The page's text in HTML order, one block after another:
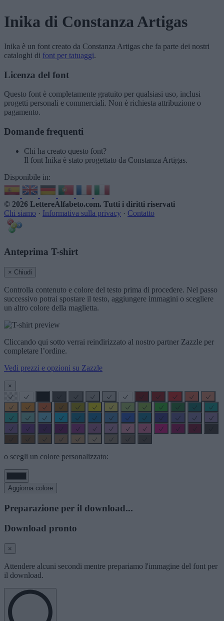
Inika di Constanza Artigas
Inika è un font creato da Constanza Artigas che fa parte dei nostri
cataloghi di font per tatuaggi.
Licenza del font
Questo font è completamente gratuito per qualsiasi uso, inclusi
progetti personali e commerciali. Non è richiesta attribuzione o
pagamento.
Domande frequenti
Chi ha creato questo font?
Il font Inika è stato progettato da Constanza Artigas.
Disponibile in:
© 2026 LettereAlfabeto.com. Tutti i diritti riservati
Chi siamo · Informativa sulla privacy · Contatto
Anteprima T-shirt
× Chiudi
Controlla contenuto e colore del testo prima di procedere. Nel passo
successivo potrai spostare il testo, aggiungere immagini o scegliere
un altro colore della maglietta.
Cliccando qui sotto verrai reindirizzato al nostro partner Zazzle per
completare l’ordine.
Vedi prezzi e opzioni su Zazzle
×
o scegli un colore personalizzato:
Aggiorna colore
Preparazione per il download...
Download pronto
×
Attendere alcuni secondi mentre prepariamo l'immagine del font per
il download.